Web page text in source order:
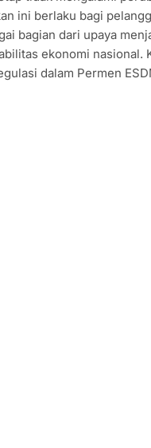
ini berlaku bagi
bagian dari upaya
ekonomi nasional.
dalam Permen